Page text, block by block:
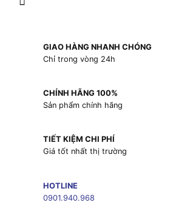
GIAO HÀNG NHANH CHÓNG
Chỉ trong vòng 24h
CHÍNH HÃNG 100%
Sản phẩm chính hãng
TIẾT KIỆM CHI PHÍ
Giá tốt nhất thị trường
HOTLINE
0901.940.968